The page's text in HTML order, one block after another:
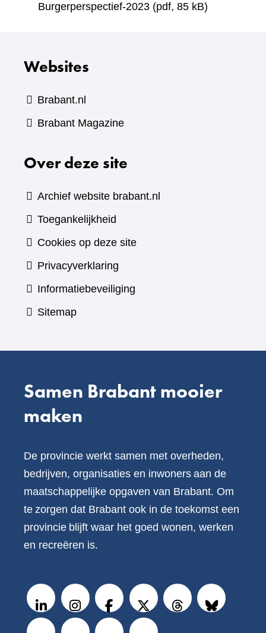
Burgerperspectief-2023 (pdf, 85 kB)
Websites
Brabant.nl
Brabant Magazine(verwijst
een
website)
Over deze site
Archief website brabant.nl
Toegankelijkheid
Cookies op deze site
Privacyverklaring
Informatiebeveiliging
Sitemap
Samen Brabant mooier
maken
De provincie werkt samen met overheden,
bedrijven, organisaties en inwoners aan de
maatschappelijke opgaven van Brabant. Om
te zorgen dat Brabant ook in de toekomst een
provincie blijft waar het goed wonen, werken
en recreëren is.
LinkedInInstagramFacebook
X